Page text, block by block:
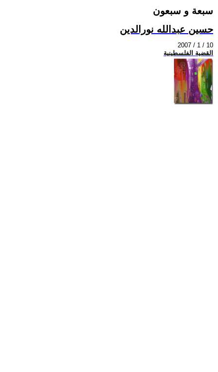
سبعة و سبعون
حسين عبدالله نورالدين
2007 / 1 / 10
القضية الفلسطينية